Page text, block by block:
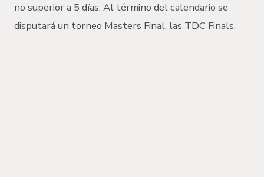
no superior a 5 días. Al término del calendario se
disputará un torneo Masters Final, las TDC Finals.